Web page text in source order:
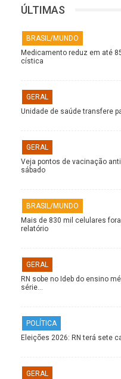
ÚLTIMAS
BRASIL/MUNDO
Medicamento reduz em até
cística
GERAL
Unidade de saúde transfere
GERAL
Veja pontos de vacinação
sábado
BRASIL/MUNDO
Mais de 830 mil celulares
relatório
GERAL
RN sobe no Ideb do ensino
série…
POLÍTICA
Eleições 2026: RN terá sete
GERAL